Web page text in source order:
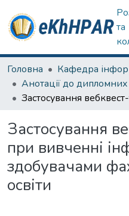
та
Головна
Кафедра
Застосування
при вивченні
здобувачами
освіти